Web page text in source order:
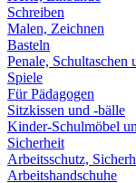
Schreiben
Malen, Zeichnen
Basteln
Penale, Schultaschen
Spiele
Für Pädagogen
Sitzkissen und -bälle
Kinder-Schulmöbel
Sicherheit
Arbeitsschutz,
Arbeitshandschuhe